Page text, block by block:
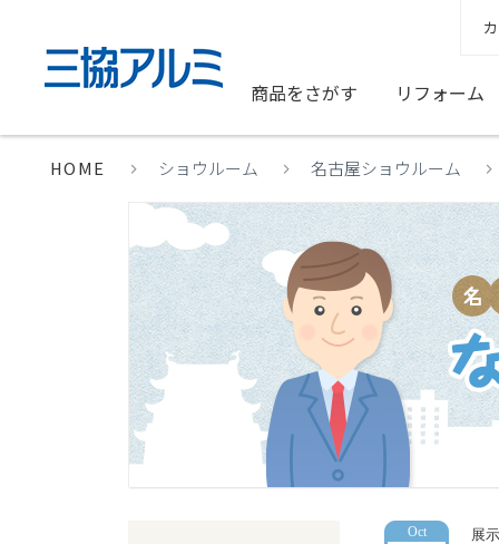
商品をさがす リフォーム
HOME ショウルーム 名古屋ショウルーム
Oct 展